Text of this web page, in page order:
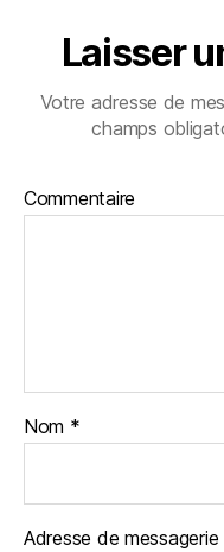
Laisser
Votre adresse de
champs
Commentaire
Nom *
Adresse de messagerie